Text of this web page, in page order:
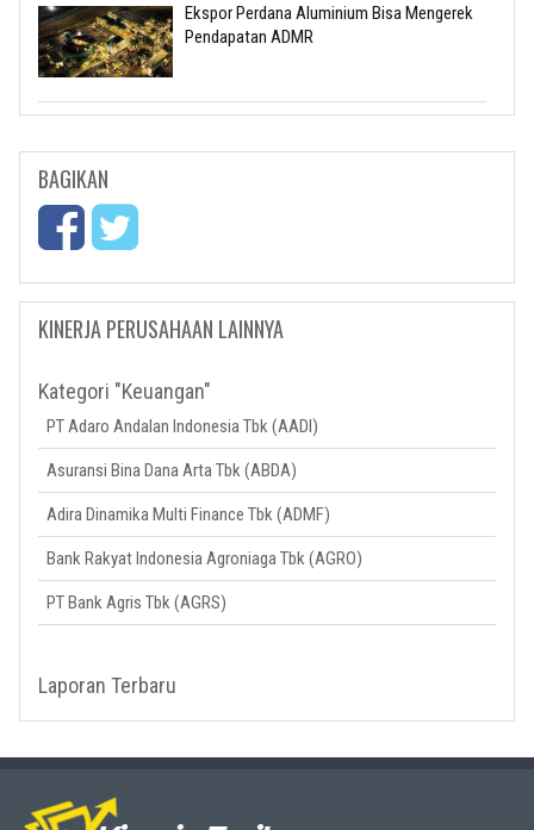
Ekspor Perdana Aluminium Bisa Mengerek
Pendapatan ADMR
BAGIKAN
KINERJA PERUSAHAAN LAINNYA
Kategori "Keuangan"
PT Adaro Andalan Indonesia Tbk (AADI)
Asuransi Bina Dana Arta Tbk (ABDA)
Adira Dinamika Multi Finance Tbk (ADMF)
Bank Rakyat Indonesia Agroniaga Tbk (AGRO)
PT Bank Agris Tbk (AGRS)
Laporan Terbaru